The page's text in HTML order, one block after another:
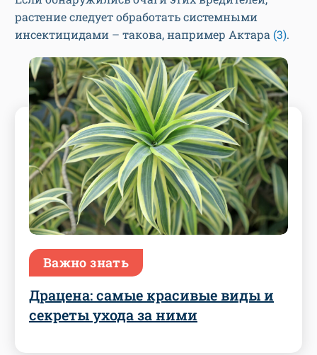
растение следует обработать системными
инсектицидами – такова, например Актара (3).
Важно знать
Драцена: самые красивые виды и
секреты ухода за ними